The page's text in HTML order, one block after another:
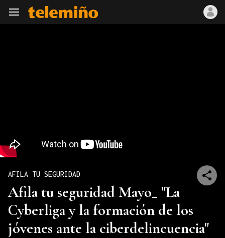
Navegación
AFILA TU SEGURIDAD
Afila tu seguridad Mayo_ "La
Cyberliga y la formación de los
jóvenes ante la ciberdelincuencia"